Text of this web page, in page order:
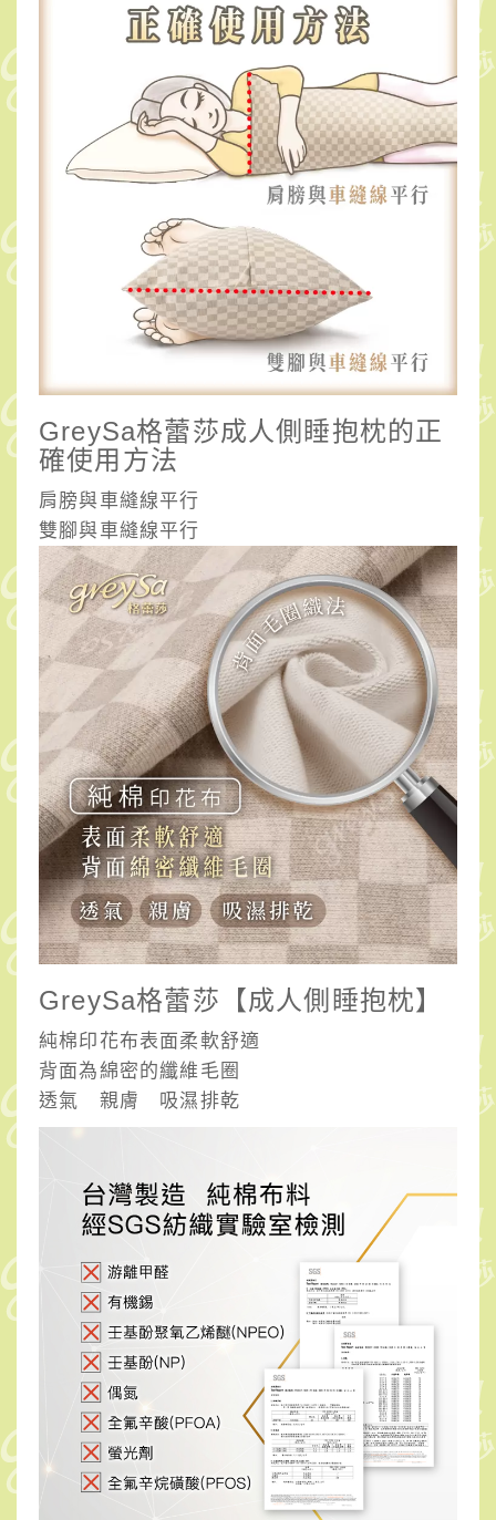
GreySa格蕾莎成人側睡抱枕的正
確使用方法
肩膀與車縫線平行
雙腳與車縫線平行
GreySa格蕾莎【成人側睡抱枕】
純棉印花布表面柔軟舒適
背面為綿密的纖維毛圈
透氣 親膚 吸濕排乾